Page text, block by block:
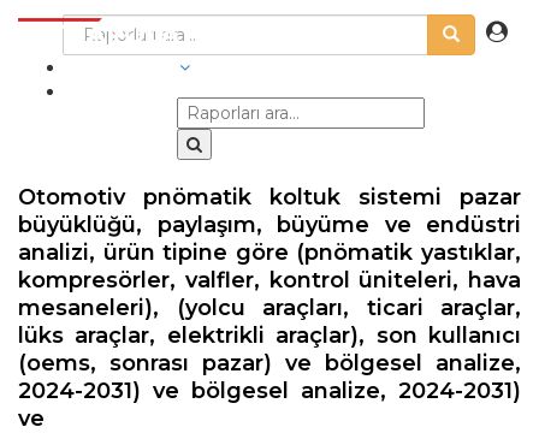
Otomotiv pnömatik koltuk sistemi pazar
büyüklüğü, paylaşım, büyüme ve endüstri
analizi, ürün tipine göre (pnömatik yastıklar,
kompresörler, valfler, kontrol üniteleri, hava
mesaneleri), (yolcu araçları, ticari araçlar,
lüks araçlar, elektrikli araçlar), son kullanıcı
(oems, sonrası pazar) ve bölgesel analize,
2024-2031) ve bölgesel analize, 2024-2031)
ve